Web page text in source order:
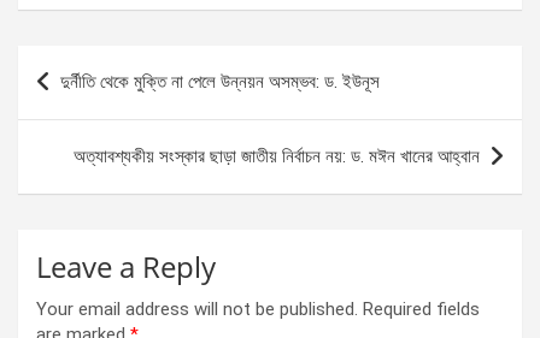
ce
b
o
o
k
se
n
g
er
at
A
p
p
ar
e
Post
navigation
দুর্নীতি থেকে মুক্তি না পেলে উন্নয়ন অসম্ভব: ড. ইউনূস
অত্যাবশ্যকীয় সংস্কার ছাড়া জাতীয় নির্বাচন নয়: ড. মঈন খানের আহ্বান
Leave a Reply
Your email address will not be published. Required fields